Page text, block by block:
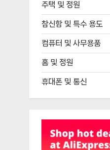
주택 및 정원
참신함 및 특수 용도
컴퓨터 및 사무용품
홈 및 정원
휴대폰 및 통신